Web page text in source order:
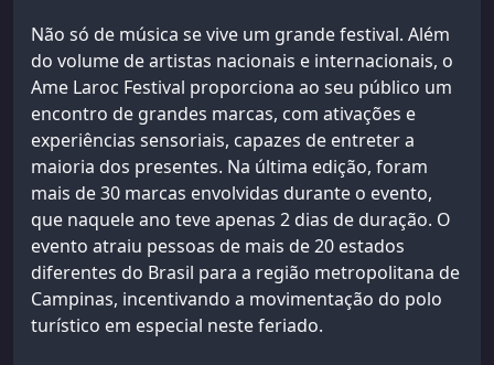
Não só de música se vive um grande festival. Além
do volume de artistas nacionais e internacionais, o
Ame Laroc Festival proporciona ao seu público um
encontro de grandes marcas, com ativações e
experiências sensoriais, capazes de entreter a
maioria dos presentes. Na última edição, foram
mais de 30 marcas envolvidas durante o evento,
que naquele ano teve apenas 2 dias de duração. O
evento atraiu pessoas de mais de 20 estados
diferentes do Brasil para a região metropolitana de
Campinas, incentivando a movimentação do polo
turístico em especial neste feriado.